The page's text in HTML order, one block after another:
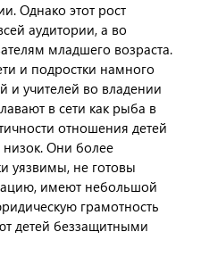
Однако этот рост
аудитории, а во
младшего возраста.
и подростки намного
и учителей во владении
в сети как рыба в
отношения детей
Они более
уязвимы, не готовы
имеют небольшой
грамотность
детей беззащитными